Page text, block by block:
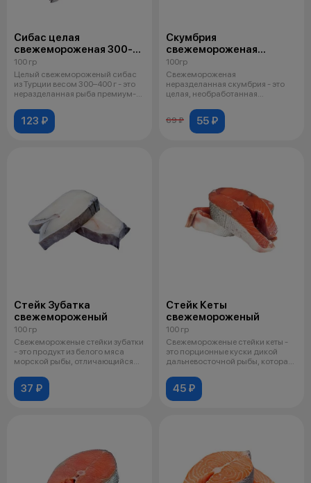
Сибас целая
свежемороженая 300-
400гр Турция
100 гр
Целый свежемороженый сибас
из Турции весом 300–400 г - это
неразделанная рыба премиум-
123 ₽
Скумбрия
свежемороженая
неразделанная
100гр
Свежемороженая
неразделанная скумбрия - это
целая, необработанная
69 ₽
55 ₽
Стейк Зубатка
свежемороженый
100 гр
Свежемороженые стейки зубатки
- это продукт из белого мяса
морской рыбы, отличающийся
37 ₽
Стейк Кеты
свежемороженый
100 гр
Свежемороженые стейки кеты -
это порционные куски дикой
дальневосточной рыбы, которая
45 ₽